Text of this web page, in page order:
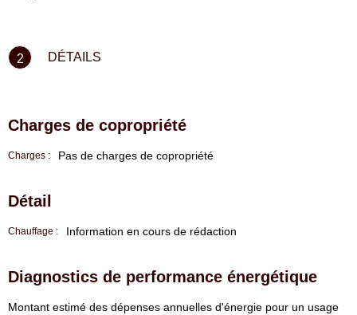
2 DÉTAILS
Charges de copropriété
Charges : Pas de charges de copropriété
Détail
Chauffage : Information en cours de rédaction
Diagnostics de performance énergétique
⁠Montant estimé des dépenses annuelles d'énergie pour un usage